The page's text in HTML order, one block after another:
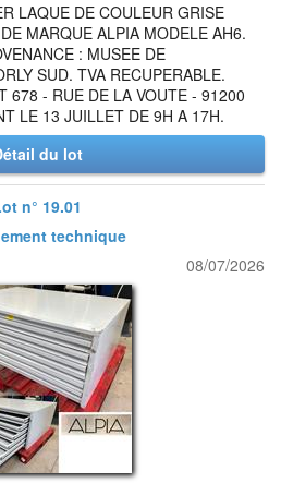
LAQUE DE COULEUR GRISE
MARQUE ALPIA MODELE AH6.
: MUSEE DE
SUD. TVA RECUPERABLE.
678 - RUE DE LA VOUTE - 91200
LE 13 JUILLET DE 9H A 17H.
du lot
n° 19.01
technique
08/07/2026